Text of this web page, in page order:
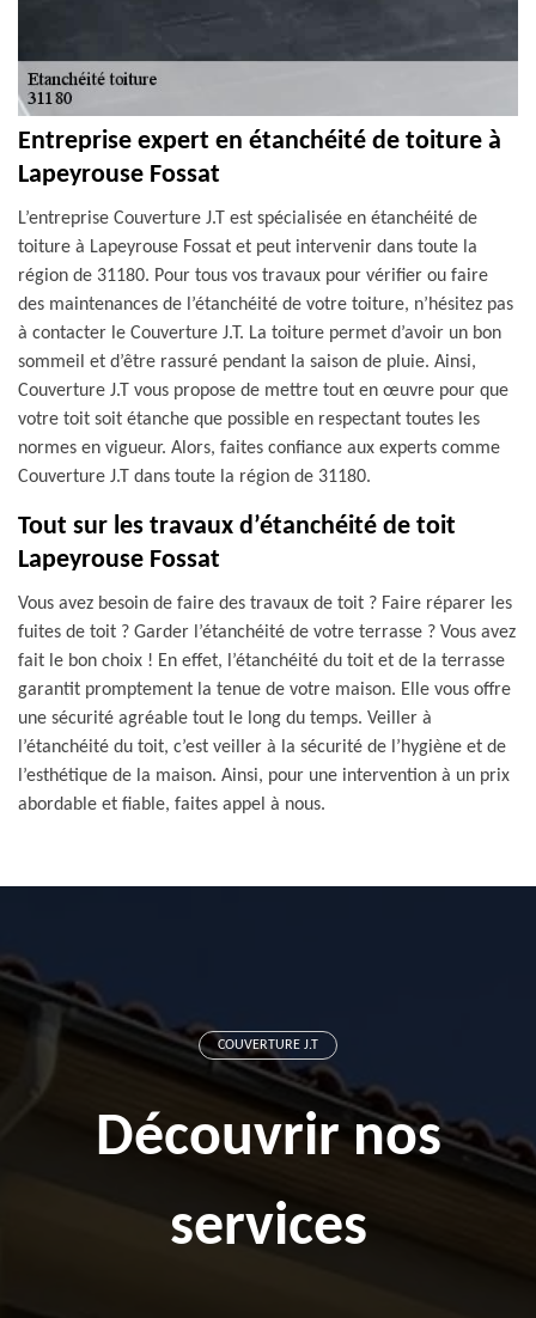
Entreprise expert en étanchéité de toiture à
Lapeyrouse Fossat
L’entreprise Couverture J.T est spécialisée en étanchéité de
toiture à Lapeyrouse Fossat et peut intervenir dans toute la
région de 31180. Pour tous vos travaux pour vérifier ou faire
des maintenances de l’étanchéité de votre toiture, n’hésitez pas
à contacter le Couverture J.T. La toiture permet d’avoir un bon
sommeil et d’être rassuré pendant la saison de pluie. Ainsi,
Couverture J.T vous propose de mettre tout en œuvre pour que
votre toit soit étanche que possible en respectant toutes les
normes en vigueur. Alors, faites confiance aux experts comme
Couverture J.T dans toute la région de 31180.
Tout sur les travaux d’étanchéité de toit
Lapeyrouse Fossat
Vous avez besoin de faire des travaux de toit ? Faire réparer les
fuites de toit ? Garder l’étanchéité de votre terrasse ? Vous avez
fait le bon choix ! En effet, l’étanchéité du toit et de la terrasse
garantit promptement la tenue de votre maison. Elle vous offre
une sécurité agréable tout le long du temps. Veiller à
l’étanchéité du toit, c’est veiller à la sécurité de l’hygiène et de
l’esthétique de la maison. Ainsi, pour une intervention à un prix
abordable et fiable, faites appel à nous.
COUVERTURE J.T
Découvrir nos
services